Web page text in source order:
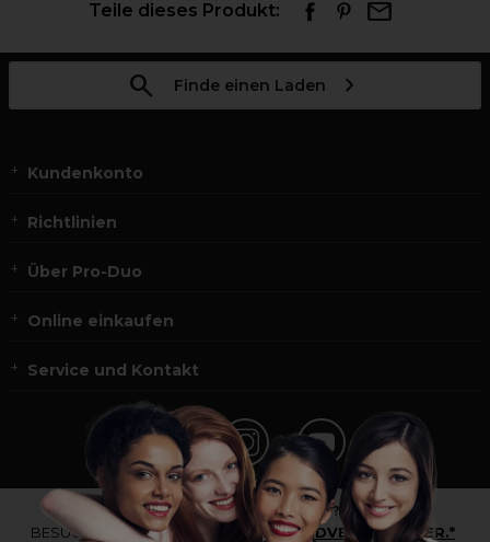
Teile dieses Produkt:
Finde einen Laden
Kundenkonto
Richtlinien
Über Pro-Duo
Online einkaufen
Service und Kontakt
*Du bist kein Profikunde?
BESUCHE
UNSERE WEBSEITE FÜR ENDVERBRAUCHER.*